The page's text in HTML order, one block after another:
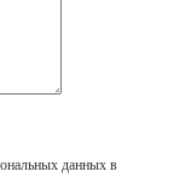
данных в